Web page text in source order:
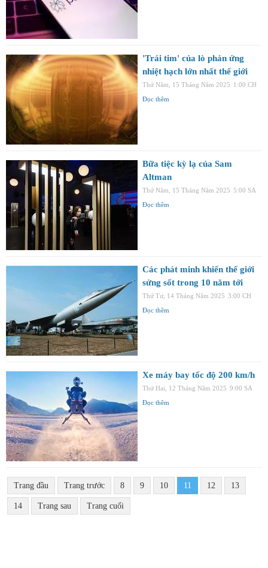
'Trái tim' của lò phản ứng
nhiệt hạch lớn nhất thế giới
Thứ Năm, 15 Tháng Năm 2025 1:00 CH
Đọc thêm
Bữa tiệc kỳ lạ của Sam
Altman
Thứ Năm, 15 Tháng Năm 2025 5:00 SA
Đọc thêm
Các phát minh khiến thế giới
sửng sốt trong 10 năm tới
Thứ Tư, 14 Tháng Năm 2025 3:00 CH
Đọc thêm
Xe máy bay tốc độ 200 km/h
Thứ Hai, 12 Tháng Năm 2025 9:00 SA
Đọc thêm
Trang đầu Trang trước 8 9 10 11 12 13
14 Trang sau Trang cuối